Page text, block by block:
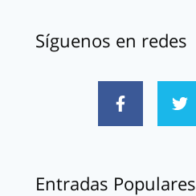
Síguenos en redes
Entradas Populares